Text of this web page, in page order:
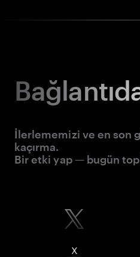
İlerlememizi ve en son
kaçırma.
Bir etki yap — bugün
X